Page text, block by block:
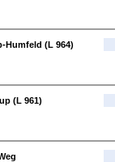
Humfeld (L 964)
(L 961)